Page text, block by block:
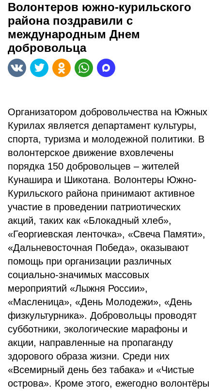
Волонтеров южно-курильского
района поздравили с
международным Днем
добровольца
Организатором добровольчества на Южных
Курилах является департамент культуры,
спорта, туризма и молодежной политики. В
волонтерское движение вховлечены
порядка 150 добровольцев – жителей
Кунашира и Шикотана. Волонтеры Южно-
Курильского района принимают активное
участие в проведении патриотических
акций, таких как «Блокадный хлеб»,
«Георгиевская ленточка», «Свеча Памяти»,
«Дальневосточная Победа», оказывают
помощь при организации различных
социально-значимых массовых
мероприятий «Лыжня России»,
«Масленица», «День Молодежи», «День
физкультурника». Добровольцы проводят
субботники, экологические марафоны и
акции, направленные на пропаганду
здорового образа жизни. Среди них
«Всемирный день без табака» и «Чистые
острова». Кроме этого, ежегодно волонтёры